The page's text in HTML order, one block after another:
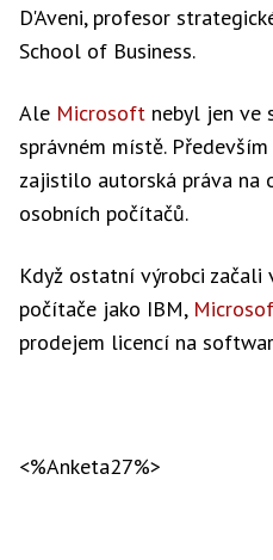
D'Aveni, profesor
School of Business.
Ale Microsoft nebyl jen ve
správném místě.
zajistilo autorská práva na
osobních počítačů.
Když ostatní výrobci
počítače jako IBM,
prodejem licencí na
<%Anketa27%>